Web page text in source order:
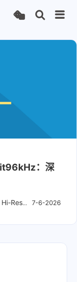
：深
7-6-2026
Res无损 日本爵